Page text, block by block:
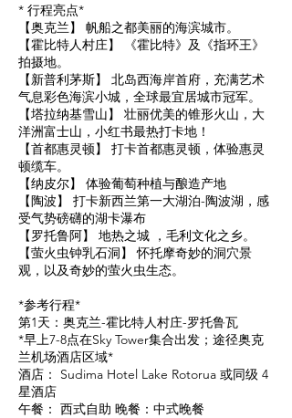
* 行程亮点*
【奥克兰】 帆船之都美丽的海滨城市。
【霍比特人村庄】 《霍比特》及《指环王》
拍摄地。
【新普利茅斯】 北岛西海岸首府，充满艺术
气息彩色海滨小城，全球最宜居城市冠军。
【塔拉纳基雪山】 壮丽优美的锥形火山，大
洋洲富士山，小红书最热打卡地！
【首都惠灵顿】 打卡首都惠灵顿，体验惠灵
顿缆车。
【纳皮尔】 体验葡萄种植与酿造产地
【陶波】 打卡新西兰第一大湖泊-陶波湖，感
受气势磅礴的湖卡瀑布
【罗托鲁阿】 地热之城 ，毛利文化之乡。
【萤火虫钟乳石洞】 怀托摩奇妙的洞穴景
观，以及奇妙的萤火虫生态。
*参考行程*
第1天：奥克兰-霍比特人村庄-罗托鲁瓦
*早上7-8点在Sky Tower集合出发；途径奥克
兰机场酒店区域*
酒店： Sudima Hotel Lake Rotorua 或同级 4
星酒店
午餐： 西式自助 晚餐：中式晚餐